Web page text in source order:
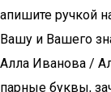
апишите ручкой
Вашу и Вашего
Алла Иванова /
парные буквы,